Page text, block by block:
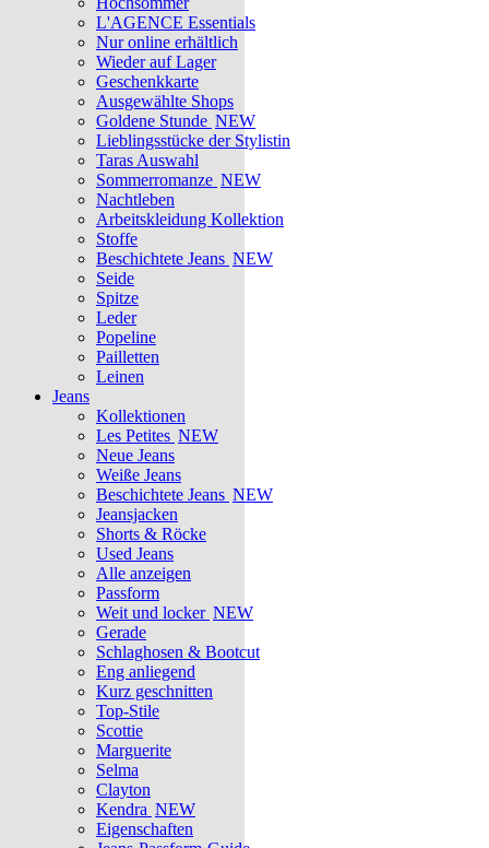
L'AGENCE Essentials
Nur online erhältlich
Wieder auf Lager
Geschenkkarte
Ausgewählte Shops
Goldene Stunde NEW
Lieblingsstücke der Stylistin
Taras Auswahl
Sommerromanze NEW
Nachtleben
Arbeitskleidung Kollektion
Stoffe
Beschichtete Jeans NEW
Seide
Spitze
Leder
Popeline
Pailletten
Leinen
Jeans
Kollektionen
Les Petites NEW
Neue Jeans
Weiße Jeans
Beschichtete Jeans NEW
Jeansjacken
Shorts & Röcke
Used Jeans
Alle anzeigen
Passform
Weit und locker NEW
Gerade
Schlaghosen & Bootcut
Eng anliegend
Kurz geschnitten
Top-Stile
Scottie
Marguerite
Selma
Clayton
Kendra NEW
Eigenschaften